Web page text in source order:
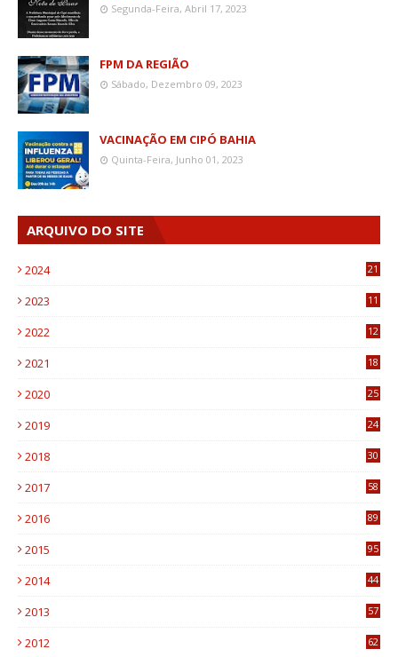
Segunda-Feira, Abril 17, 2023
FPM DA REGIÃO
Sábado, Dezembro 09, 2023
VACINAÇÃO EM CIPÓ BAHIA
Quinta-Feira, Junho 01, 2023
ARQUIVO DO SITE
2024 21
2023
11
2022
12
2021
18
2020
25
2019
24
2018
30
2017
58
2016
89
2015
95
2014
44
2013
57
2012
62